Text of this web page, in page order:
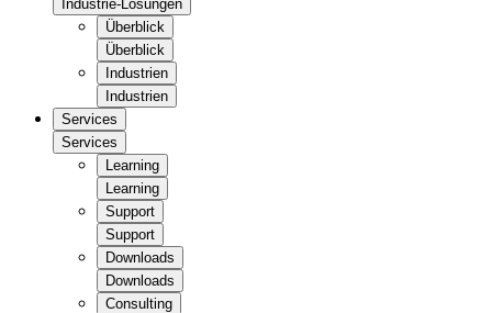
Industrie-Lösungen
Überblick
Überblick
Industrien
Industrien
Services
Services
Learning
Learning
Support
Support
Downloads
Downloads
Consulting